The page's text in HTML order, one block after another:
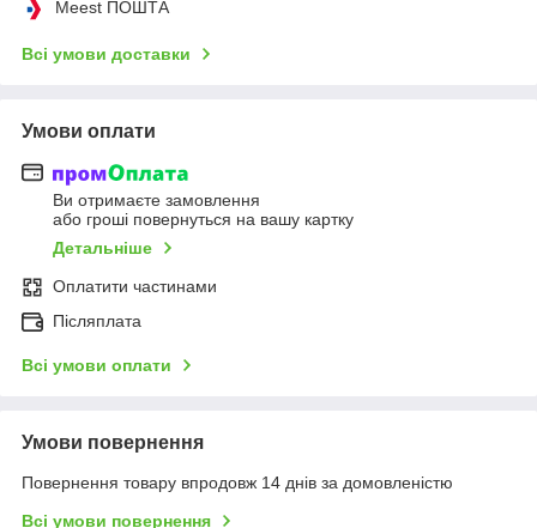
Meest ПОШТА
Всі умови доставки
Умови оплати
Ви отримаєте замовлення
або гроші повернуться на вашу картку
Детальніше
Оплатити частинами
Післяплата
Всі умови оплати
Умови повернення
Повернення товару впродовж 14 днів за домовленістю
Всі умови повернення